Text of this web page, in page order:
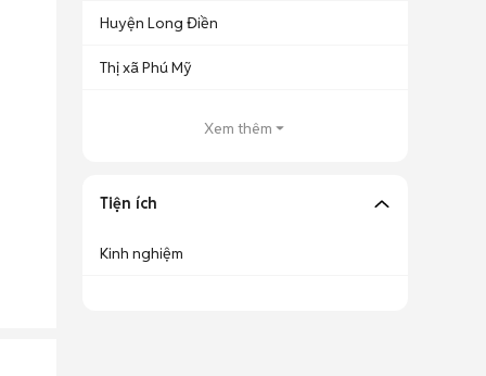
Huyện Long Điền
Thị xã Phú Mỹ
Xem thêm
Tiện ích
Kinh nghiệm